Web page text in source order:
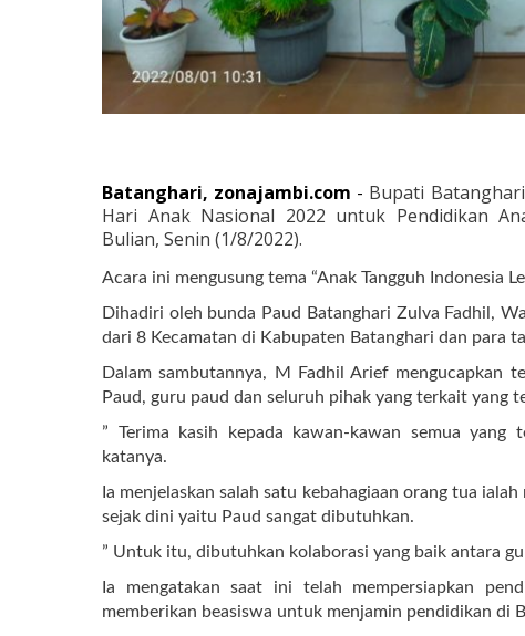
Batanghari, zonajambi.com - Bupati
Hari Anak Nasional 2022 untuk Pendidikan
Bulian, Senin (1/8/2022).
Acara ini mengusung tema “Anak Tangguh Indonesia
Dihadiri oleh bunda Paud Batanghari Zulva Fadhil,
dari 8 Kecamatan di Kabupaten Batanghari dan para
Dalam sambutannya, M Fadhil Arief mengucapkan
Paud, guru paud dan seluruh pihak yang terkait yang
” Terima kasih kepada kawan-kawan semua yang
katanya.
Ia menjelaskan salah satu kebahagiaan orang tua
sejak dini yaitu Paud sangat dibutuhkan.
” Untuk itu, dibutuhkan kolaborasi yang baik antara
Ia mengatakan saat ini telah mempersiapkan
memberikan beasiswa untuk menjamin pendidikan di